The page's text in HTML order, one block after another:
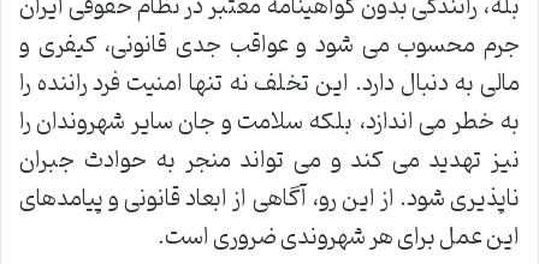
جرم محسوب می شود و عواقب جدی قانونی، کیفری و
مالی به دنبال دارد. این تخلف نه تنها امنیت فرد راننده را
به خطر می اندازد، بلکه سلامت و جان سایر شهروندان را
نیز تهدید می کند و می تواند منجر به حوادث جبران
ناپذیری شود. از این رو، آگاهی از ابعاد قانونی و پیامدهای
این عمل برای هر شهروندی ضروری است.